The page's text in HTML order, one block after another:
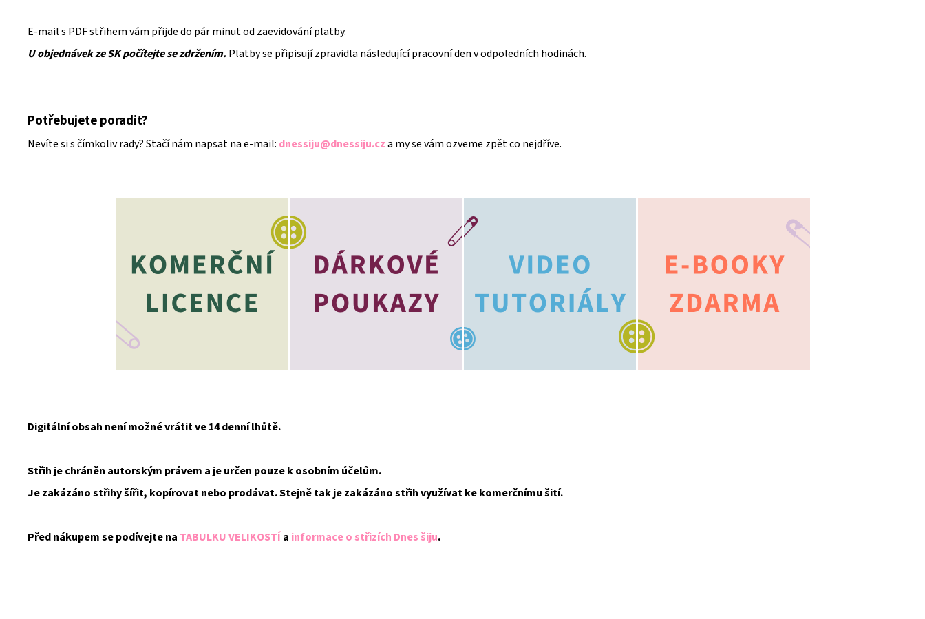
E-mail s PDF střihem vám přijde do pár minut od zaevidování platby.
U objednávek ze SK počítejte se zdržením.Platby se připisují zpravidla následující pracovní den v odpoledních hodinách.
Potřebujete poradit?
Nevíte si s čímkoliv rady? Stačí nám napsat na e-mail: dnessiju@dnessiju.cza my se vám ozveme zpět co nejdříve.
Digitální obsah není možné vrátit ve 14 denní lhůtě.
Střih je chráněn autorským právem a je určen pouze k osobním účelům.
Je zakázáno střihy šířit, kopírovat nebo prodávat. Stejně tak je zakázáno střih využívat ke komerčnímu šití.
Před nákupem se podívejte na TABULKU VELIKOSTÍa informace o střizích Dnes šiju.